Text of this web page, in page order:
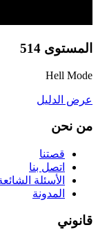
المستوى 514
Hell Mode
عرض الدليل
من نحن
قصتنا
اتصل بنا
الأسئلة
المدونة
قانوني